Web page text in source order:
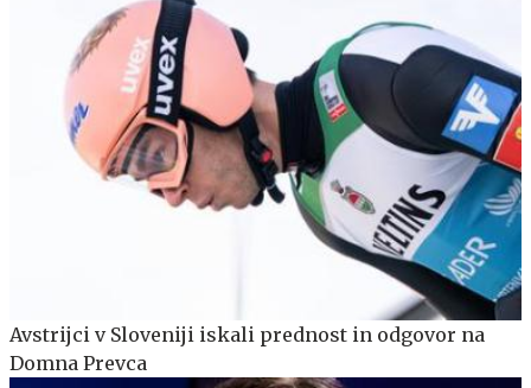
Avstrijci v Sloveniji iskali prednost in odgovor na
Domna Prevca